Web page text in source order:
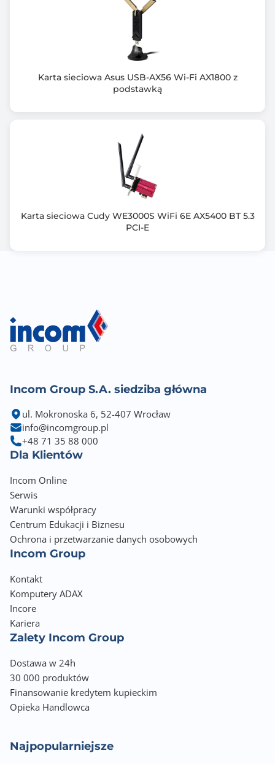
Karta sieciowa Asus USB-AX56 Wi-Fi AX1800 z
podstawką
Karta sieciowa Cudy WE3000S WiFi 6E AX5400 BT 5.3
PCI-E
Incom Group S.A. siedziba główna
ul. Mokronoska 6, 52-407 Wrocław
info@incomgroup.pl
+48 71 35 88 000
Dla Klientów
Incom Online
Serwis
Warunki współpracy
Centrum Edukacji i Biznesu
Ochrona i przetwarzanie danych osobowych
Incom Group
Kontakt
Komputery ADAX
Incore
Kariera
Zalety Incom Group
Dostawa w 24h
30 000 produktów
Finansowanie kredytem kupieckim
Opieka Handlowca
Najpopularniejsze